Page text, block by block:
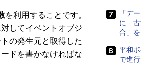
を利用することです。
してイベントオブジ
の発生元と取得した
ドを書かなければな
「デ
に 古
合」
平和
で進